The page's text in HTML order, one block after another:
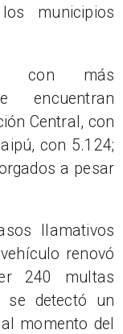
municipios
con más
encuentran
Central, con
con 5.124;
a pesar
llamativos
renovó
240 multas
se detectó un
momento del